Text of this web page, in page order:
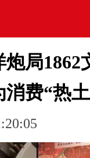
局1862
消费“热